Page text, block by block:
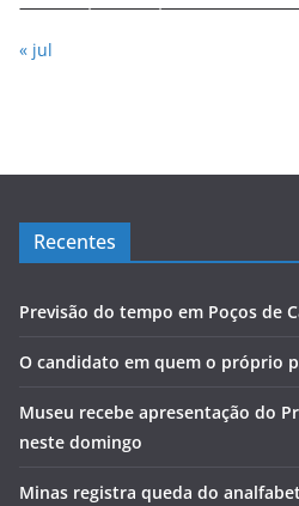
« jul
Recentes
Previsão do tempo em Poços de
O candidato em quem o próprio
Museu recebe apresentação do
neste domingo
Minas registra queda do